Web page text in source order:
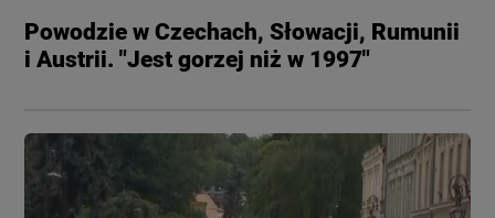
Powodzie w Czechach, Słowacji, Rumunii
i Austrii. "Jest gorzej niż w 1997"